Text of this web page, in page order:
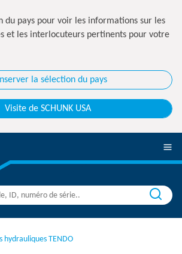
du pays pour voir les informations sur les
et les interlocuteurs pertinents pour votre
la sélection du pays
Visite de SCHUNK USA
hydrauliques TENDO